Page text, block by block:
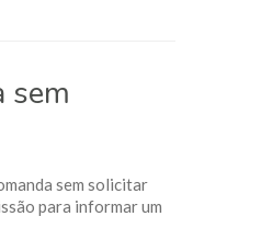
sem
sem solicitar
para informar um